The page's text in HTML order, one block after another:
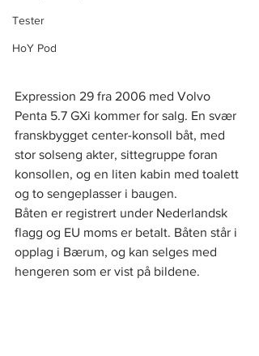
Tester
HoY Pod
Expression 29 fra 2006 med Volvo
Penta 5.7 GXi kommer for salg. En svær
franskbygget center-konsoll båt, med
stor solseng akter, sittegruppe foran
konsollen, og en liten kabin med toalett
og to sengeplasser i baugen.
Båten er registrert under Nederlandsk
flagg og EU moms er betalt. Båten står i
opplag i Bærum, og kan selges med
hengeren som er vist på bildene.